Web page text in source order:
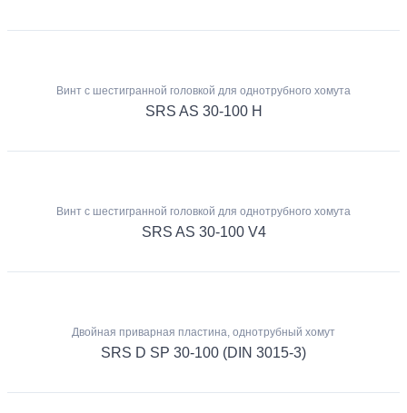
Винт с шестигранной головкой для однотрубного хомута
SRS AS 30-100 H
Винт с шестигранной головкой для однотрубного хомута
SRS AS 30-100 V4
Двойная приварная пластина, однотрубный хомут
SRS D SP 30-100 (DIN 3015-3)